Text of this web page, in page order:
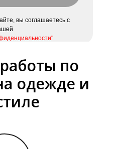
вы соглашаетесь с
по
одежде и